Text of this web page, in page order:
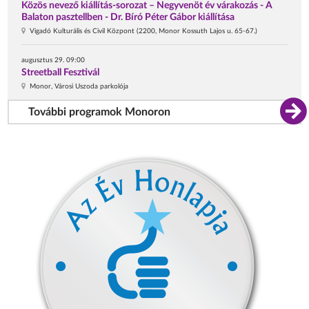
Közös nevező kiállítás-sorozat – Negyvenöt év várakozás - A
Balaton pasztellben - Dr. Bíró Péter Gábor kiállítása
Vigadó Kulturális és Civil Központ (2200, Monor Kossuth Lajos u. 65-67.)
augusztus 29. 09:00
Streetball Fesztivál
Monor, Városi Uszoda parkolója
További programok Monoron